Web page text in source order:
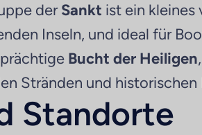
derSankt ist ein kleines
Inseln, und ideal für
Bucht der Heiligen
Stränden und historischen
Standorte